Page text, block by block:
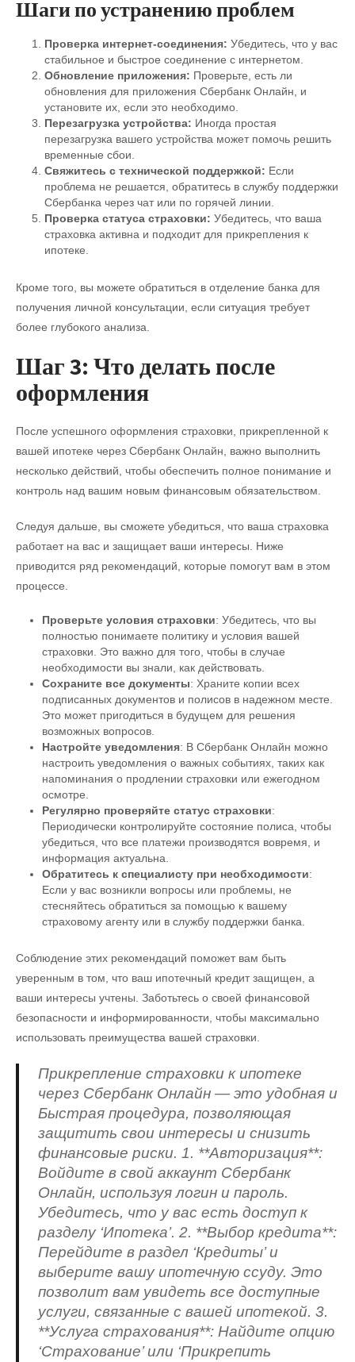
Шаги по устранению проблем
Проверка интернет-соединения: Убедитесь, что у вас
стабильное и быстрое соединение с интернетом.
Обновление приложения: Проверьте, есть ли
обновления для приложения Сбербанк Онлайн, и
установите их, если это необходимо.
Перезагрузка устройства: Иногда простая
перезагрузка вашего устройства может помочь решить
временные сбои.
Свяжитесь с технической поддержкой: Если
проблема не решается, обратитесь в службу поддержки
Сбербанка через чат или по горячей линии.
Проверка статуса страховки: Убедитесь, что ваша
страховка активна и подходит для прикрепления к
ипотеке.
Кроме того, вы можете обратиться в отделение банка для
получения личной консультации, если ситуация требует
более глубокого анализа.
Шаг 3: Что делать после
оформления
После успешного оформления страховки, прикрепленной к
вашей ипотеке через Сбербанк Онлайн, важно выполнить
несколько действий, чтобы обеспечить полное понимание и
контроль над вашим новым финансовым обязательством.
Следуя дальше, вы сможете убедиться, что ваша страховка
работает на вас и защищает ваши интересы. Ниже
приводится ряд рекомендаций, которые помогут вам в этом
процессе.
Проверьте условия страховки: Убедитесь, что вы
полностью понимаете политику и условия вашей
страховки. Это важно для того, чтобы в случае
необходимости вы знали, как действовать.
Сохраните все документы: Храните копии всех
подписанных документов и полисов в надежном месте.
Это может пригодиться в будущем для решения
возможных вопросов.
Настройте уведомления: В Сбербанк Онлайн можно
настроить уведомления о важных событиях, таких как
напоминания о продлении страховки или ежегодном
осмотре.
Регулярно проверяйте статус страховки:
Периодически контролируйте состояние полиса, чтобы
убедиться, что все платежи производятся вовремя, и
информация актуальна.
Обратитесь к специалисту при необходимости:
Если у вас возникли вопросы или проблемы, не
стесняйтесь обратиться за помощью к вашему
страховому агенту или в службу поддержки банка.
Соблюдение этих рекомендаций поможет вам быть
уверенным в том, что ваш ипотечный кредит защищен, а
ваши интересы учтены. Заботьтесь о своей финансовой
безопасности и информированности, чтобы максимально
использовать преимущества вашей страховки.
Прикрепление страховки к ипотеке
через Сбербанк Онлайн — это удобная и
Быстрая процедура, позволяющая
защитить свои интересы и снизить
финансовые риски. 1. **Авторизация**:
Войдите в свой аккаунт Сбербанк
Онлайн, используя логин и пароль.
Убедитесь, что у вас есть доступ к
разделу ‘Ипотека’. 2. **Выбор кредита**:
Перейдите в раздел ‘Кредиты’ и
выберите вашу ипотечную ссуду. Это
позволит вам увидеть все доступные
услуги, связанные с вашей ипотекой. 3.
**Услуга страхования**: Найдите опцию
‘Страхование’ или ‘Прикрепить